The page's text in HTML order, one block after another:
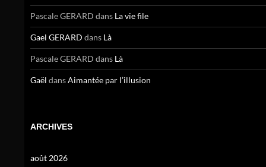
Pascale GERARD dans La vie file
Gael GERARD dans Là
Pascale GERARD dans Là
Gaël dansAimantée par l’illusion
ARCHIVES
août 2026